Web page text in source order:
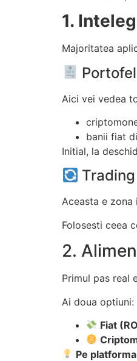
1.
Majoritatea
Aici vei vedea
banii fiat
Initial, la
Trading
Aceasta e
Folosesti ceea
2.
Primul pas real
Ai doua optiuni:
Fiat
Pe